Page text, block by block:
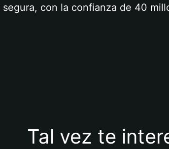
con la confianza de 40
Tal vez te